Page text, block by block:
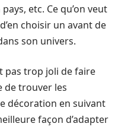
etc. Ce qu’on veut
choisir un avant de
son univers.
pas trop joli de faire
de trouver les
décoration en suivant
façon d’adapter